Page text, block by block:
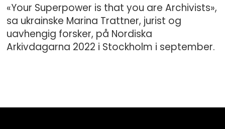
«Your Superpower is that you are Archivists»,
sa ukrainske Marina Trattner, jurist og
uavhengig forsker, på Nordiska
Arkivdagarna 2022 i Stockholm i september.